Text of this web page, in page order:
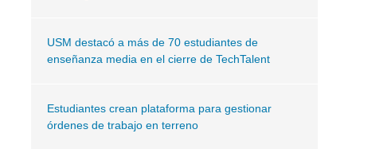
USM destacó a más de 70 estudiantes de
enseñanza media en el cierre de TechTalent
Estudiantes crean plataforma para gestionar
órdenes de trabajo en terreno